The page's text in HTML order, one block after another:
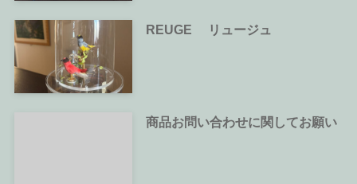
REUGE リュージュ
商品お問い合わせに関してお願い